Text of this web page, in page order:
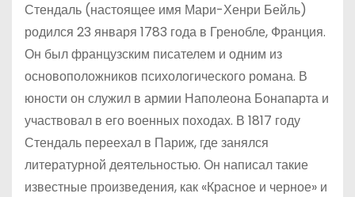
Стендаль (настоящее имя Мари-Хенри Бейль)
родился 23 января 1783 года в Гренобле, Франция.
Он был французским писателем и одним из
основоположников психологического романа. В
юности он служил в армии Наполеона Бонапарта и
участвовал в его военных походах. В 1817 году
Стендаль переехал в Париж, где занялся
литературной деятельностью. Он написал такие
известные произведения, как «Красное и черное» и